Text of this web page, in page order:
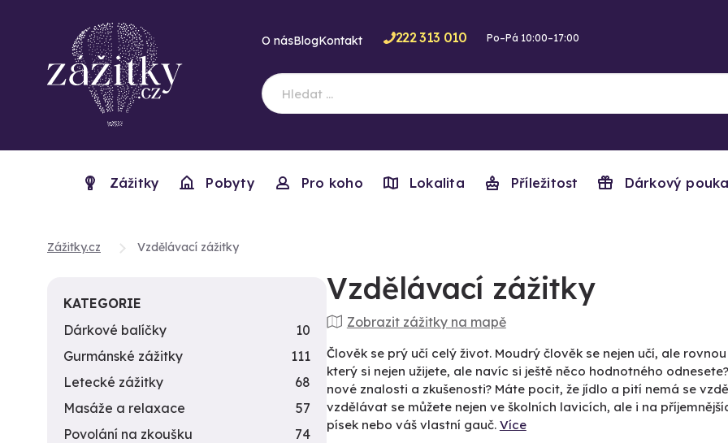
O násBlogKontakt 222 313 010 Po–Pá 10:00–17:00
Zážitky Pobyty Pro koho Lokalita Příležitost Dárkový
Zážitky.cz Vzdělávací zážitky
Vzdělávací zážitky
Zobrazit zážitky na mapě
Člověk se prý učí celý život. Moudrý člověk se nejen učí, ale
který si nejen užijete, ale navíc si ještě něco hodnotného
nové znalosti a zkušenosti? Máte pocit, že jídlo a pití nemá se
vzdělávat se můžete nejen ve školních lavicích, ale i na
písek nebo váš vlastní gauč. Více
KATEGORIE
Dárkové balíčky
10
Gurmánské zážitky
111
Letecké zážitky
68
Masáže a relaxace
57
Povolání na zkoušku
74